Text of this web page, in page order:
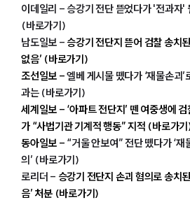
분야별
법률상담전문
소식/자료
공지사항
이데일리 - 승강기 전단 뜯었다가 '전과자'
(바로가기)
남도일보 - 승강기 전단지 뜯어 검찰 송치
없음’ (바로가기)
조선일보 -엘베 게시물 뗐다가 ‘재물손괴
과는 (바로가기)
세계일보 - ‘아파트 전단지’ 뗀 여중생에
가 “사법기관 기계적 행동” 지적 (바로가
동아일보 - “거울 안보여” 전단 뗐다가 ‘
의’ (바로가기)
로리더 - 승강기 전단지 손괴 혐의로 송치
음’ 처분 (바로가기)